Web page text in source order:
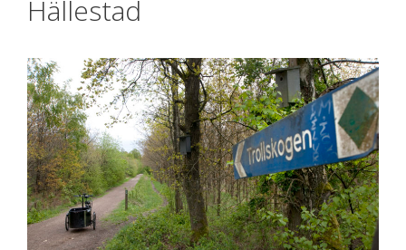
Hällestad